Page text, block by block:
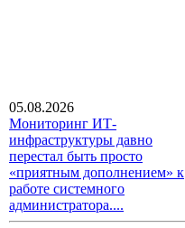
05.08.2026
Мониторинг ИТ-
инфраструктуры давно
перестал быть просто
«приятным дополнением» к
работе системного
администратора....